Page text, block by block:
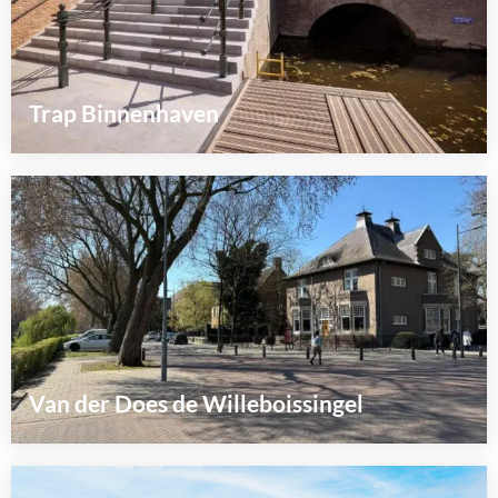
Trap Binnenhaven
meer
over
Van der Does de Willeboissingel